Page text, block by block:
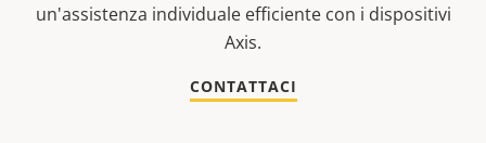
un'assistenza individuale efficiente con i dispositivi
Axis.
CONTATTACI